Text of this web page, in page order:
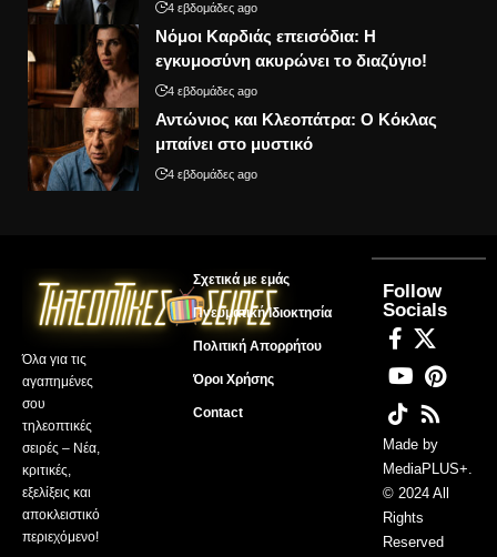
4 εβδομάδες ago
Νόμοι Καρδιάς επεισόδια: Η
εγκυμοσύνη ακυρώνει το διαζύγιο!
4 εβδομάδες ago
Αντώνιος και Κλεοπάτρα: Ο Κόκλας
μπαίνει στο μυστικό
4 εβδομάδες ago
Όλα για τις
αγαπημένες
σου
τηλεοπτικές
σειρές – Νέα,
κριτικές,
εξελίξεις και
αποκλειστικό
περιεχόμενο!
Σχετικά με εμάς
Πνευματική Ιδιοκτησία
Πολιτική Απορρήτου
Όροι Χρήσης
Contact
Follow
Socials
Made by
MediaPLUS+.
© 2024 All
Rights
Reserved